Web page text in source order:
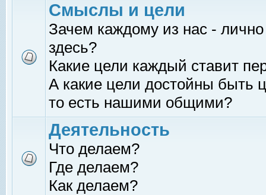
Смыслы и цели
Зачем каждому из нас -
здесь?
Какие цели каждый ставит
А какие цели достойны быть
то есть нашими общими?
Деятельность
Что делаем?
Где делаем?
Как делаем?